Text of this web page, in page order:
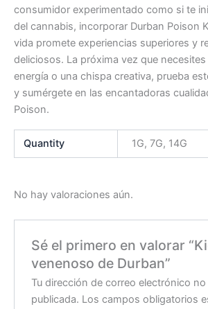
consumidor experimentado como si te
del cannabis, incorporar Durban Poison
vida promete experiencias superiores y
deliciosos. La próxima vez que
energía o una chispa creativa, prueba
y sumérgete en las encantadoras
Poison.
Quantity 1G, 7G, 14G
No hay valoraciones aún.
Sé el primero en valorar
venenoso de Durban”
Tu dirección de correo electrónico no
publicada. Los campos obligatorios